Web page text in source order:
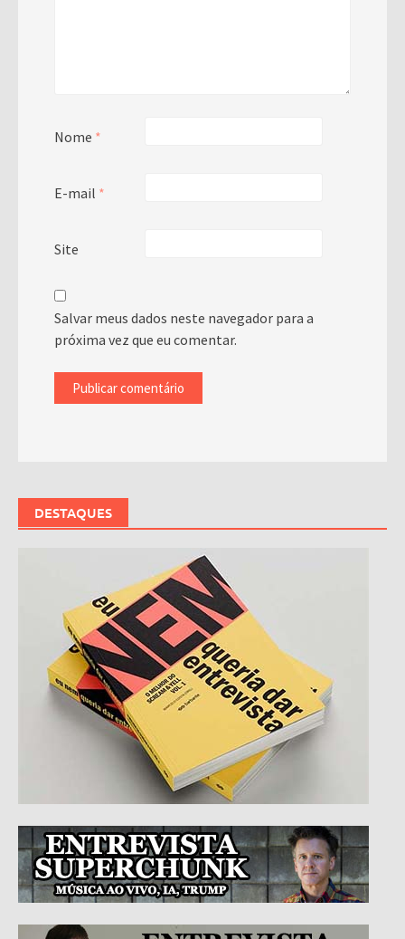
Nome *
E-mail *
Site
Salvar meus dados neste navegador para a
próxima vez que eu comentar.
DESTAQUES